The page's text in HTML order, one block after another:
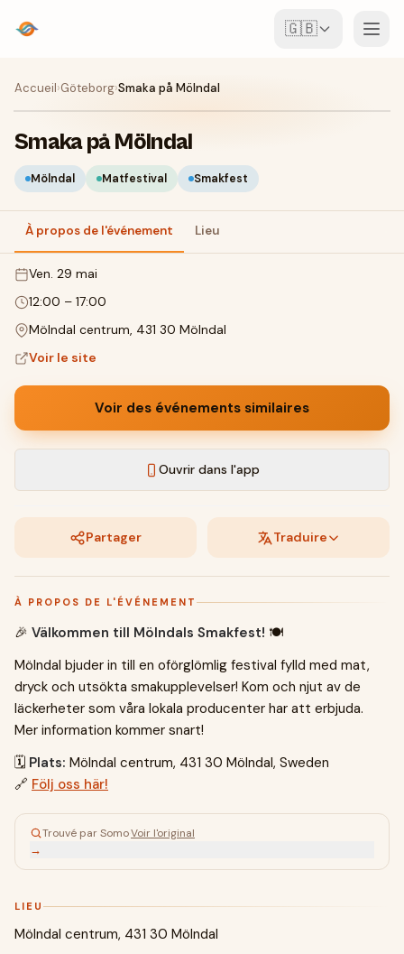
🇬🇧
Événements
Carte
Lieux
Pour les organisateurs
Créer un événement
Accueil›Göteborg›Smaka på Mölndal
Smaka på Mölndal
Mölndal Matfestival Smakfest
À propos de l'événement Lieu
ven. 29 mai
12:00 – 17:00
Mölndal centrum, 431 30 Mölndal
Voir le site
Voir des événements similaires
Ouvrir dans l'app
Partager Traduire
À PROPOS DE L'ÉVÉNEMENT
🎉 Välkommen till Mölndals Smakfest! 🍽️
Mölndal bjuder in till en oförglömlig festival fylld med mat,
dryck och utsökta smakupplevelser! Kom och njut av de
läckerheter som våra lokala producenter har att erbjuda.
Mer information kommer snart!
🗓️ Plats: Mölndal centrum, 431 30 Mölndal, Sweden
🔗 Följ oss här!
Trouvé par SomoVoir l'original
→
LIEU
Mölndal centrum, 431 30 Mölndal